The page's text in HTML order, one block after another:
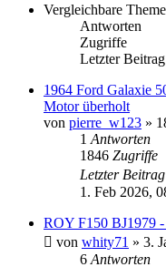
Vergleichbare
Antworten
Zugriffe
Letzter Beitrag
1964 Ford Galaxie
Motor überholt
von pierre_w123 »
1 Antworten
1846 Zugriffe
Letzter Beitrag
1. Feb 2026,
ROY F150 BJ1979
von whity71 » 3.
6 Antworten